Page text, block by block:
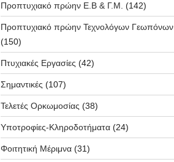
Προπτυχιακό πρώην Ε.Β & Γ.Μ. (142)
Προπτυχιακό πρώην Τεχνολόγων Γεωπόνων
(150)
Πτυχιακές Εργασίες (42)
Σημαντικές (107)
Τελετές Ορκωμοσίας (38)
Υποτροφίες-Κληροδοτήματα(24)
Φοιτητική Μέριμνα(31)